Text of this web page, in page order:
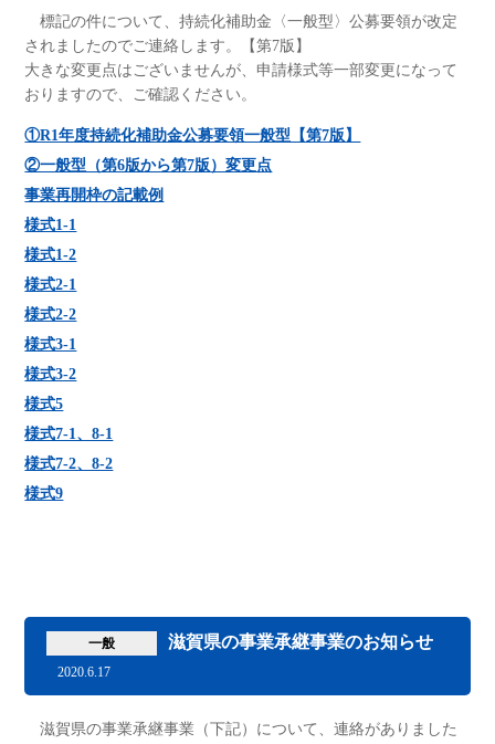
標記の件について、持続化補助金〈一般型〉公募要領が改定
されましたのでご連絡します。【第7版】
大きな変更点はございませんが、申請様式等一部変更になって
おりますので、ご確認ください。
①R1年度持続化補助金公募要領一般型【第7版】
②一般型（第6版から第7版）変更点
事業再開枠の記載例
様式1-1
様式1-2
様式2-1
様式2-2
様式3-1
様式3-2
様式5
様式7-1、8-1
様式7-2、8-2
様式9
一般 滋賀県の事業承継事業のお知らせ
2020.6.17
滋賀県の事業承継事業（下記）について、連絡がありました